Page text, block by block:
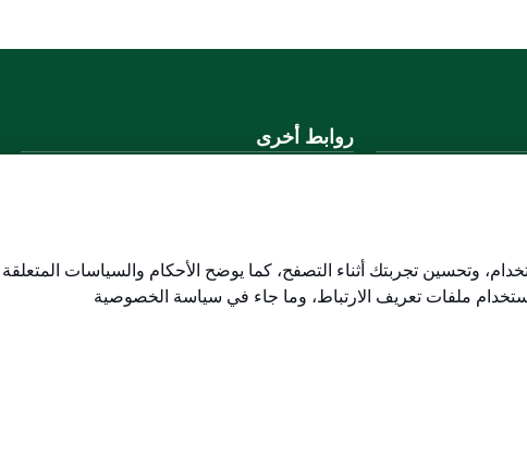
روابط أخرى
منصة الاستشارات القانونية (استطلاع)
التوظيف
وتحسين تجربتك أثناء التصفح، كما يوضح الأحكام والسياسات المتعلقة
ملفات تعريف الارتباط، وما جاء في سياسة الخصوصية